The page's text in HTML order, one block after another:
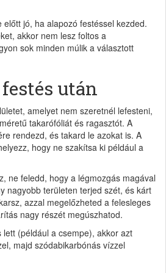
jó, ha alapozó festéssel kezded.
akkor nem lesz foltos a
sok minden múlik a választott
után
amelyet nem szeretnél lefesteni,
takarófóliát és ragasztót. A
rendezd, és takard le azokat is. A
hogy ne szakítsa ki például a
ne feledd, hogy a légmozgás magával
nagyobb területen terjed szét, és kárt
azzal megelőzheted a felesleges
nagy részét megúszhatod.
lett (például a csempe), akkor azt
majd szódabikarbónás vízzel